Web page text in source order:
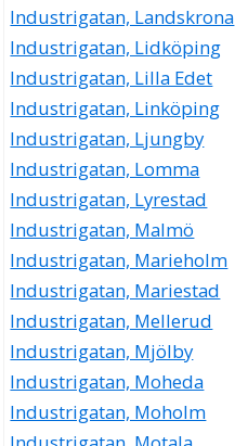
Industrigatan, Landskrona
Industrigatan, Lidköping
Industrigatan, Lilla Edet
Industrigatan, Linköping
Industrigatan, Ljungby
Industrigatan, Lomma
Industrigatan, Lyrestad
Industrigatan, Malmö
Industrigatan, Marieholm
Industrigatan, Mariestad
Industrigatan, Mellerud
Industrigatan, Mjölby
Industrigatan, Moheda
Industrigatan, Moholm